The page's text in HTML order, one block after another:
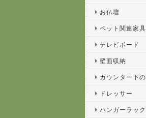
お仏壇
ペット関連家具
テレビボード
壁面収納
カウンター下
ドレッサー
ハンガーラック